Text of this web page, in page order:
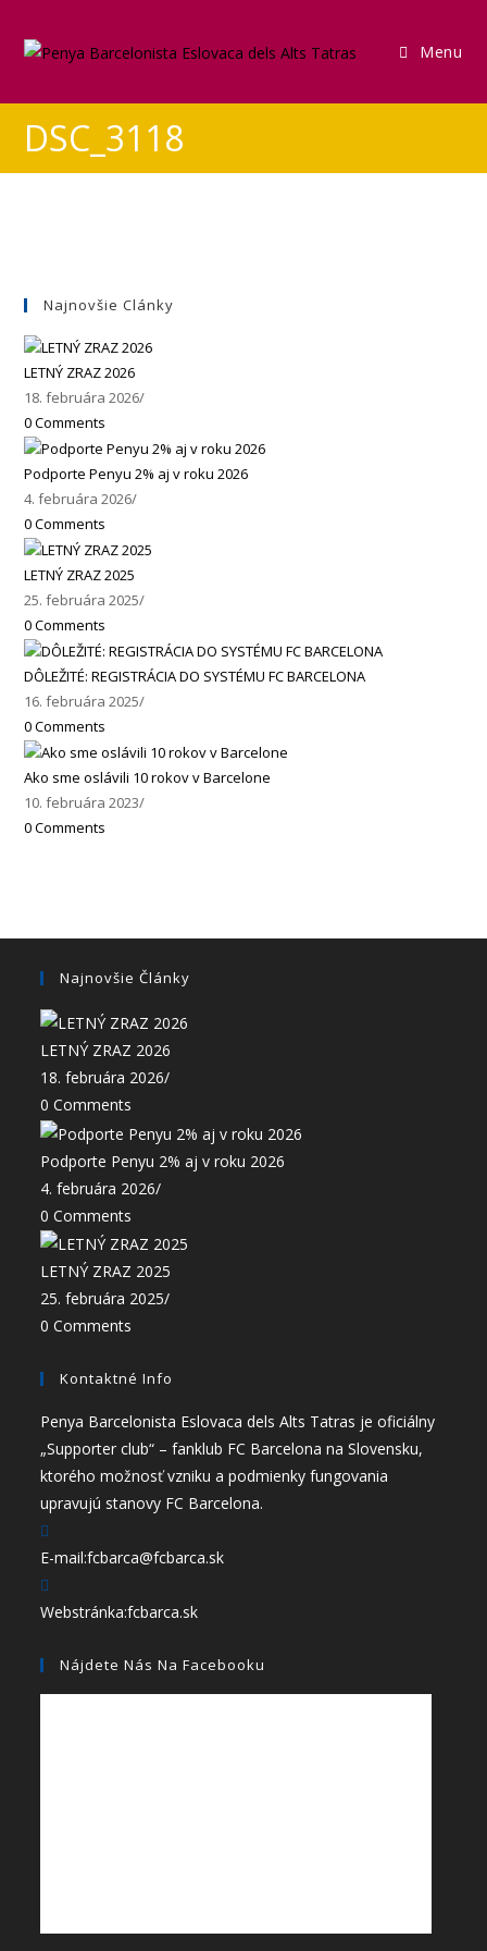
Menu
DSC_3118
Najnovšie Clánky
LETNÝ ZRAZ 2026
18. februára 2026/
0 Comments
Podporte Penyu 2% aj v roku 2026
4. februára 2026/
0 Comments
LETNÝ ZRAZ 2025
25. februára 2025/
0 Comments
DÔLEŽITÉ: REGISTRÁCIA DO SYSTÉMU FC BARCELONA
16. februára 2025/
0 Comments
Ako sme oslávili 10 rokov v Barcelone
10. februára 2023/
0 Comments
Najnovšie Články
LETNÝ ZRAZ 2026
18. februára 2026/
0 Comments
Podporte Penyu 2% aj v roku 2026
4. februára 2026/
0 Comments
LETNÝ ZRAZ 2025
25. februára 2025/
0 Comments
Kontaktné Info
Penya Barcelonista Eslovaca dels Alts Tatras je oficiálny
„Supporter club“ – fanklub FC Barcelona na Slovensku,
ktorého možnosť vzniku a podmienky fungovania
upravujú stanovy FC Barcelona.
E-mail:fcbarca@fcbarca.sk
Webstránka:fcbarca.sk
Nájdete Nás Na Facebooku